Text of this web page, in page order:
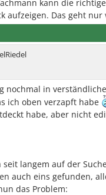
kann die
aufzeigen. Das geht nur
nochmal in
ich oben verzapft habe
habe, aber nicht
langem auf der
auch eins gefunden,
das Problem: